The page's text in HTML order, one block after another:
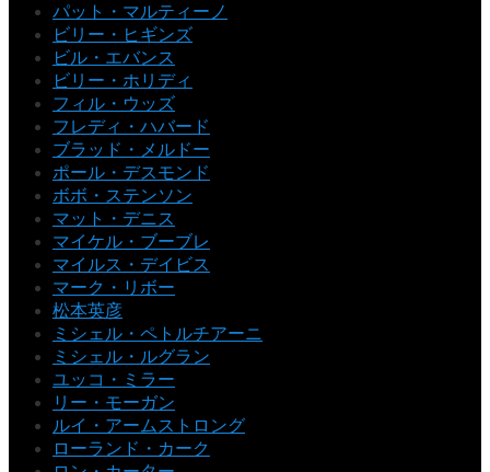
パット・マルティーノ
ビリー・ヒギンズ
ビル・エバンス
ビリー・ホリディ
フィル・ウッズ
フレディ・ハバード
ブラッド・メルドー
ポール・デスモンド
ボボ・ステンソン
マット・デニス
マイケル・ブーブレ
マイルス・デイビス
マーク・リボー
松本英彦
ミシェル・ペトルチアーニ
ミシェル・ルグラン
ユッコ・ミラー
リー・モーガン
ルイ・アームストロング
ローランド・カーク